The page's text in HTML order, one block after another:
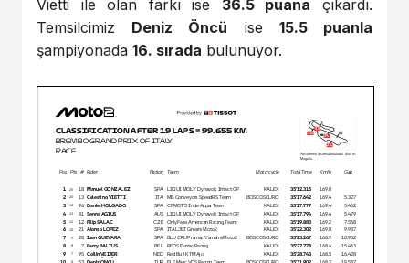
Vietti ile olan farkı ise 36.5 puana çıkardı.
Temsilcimiz Deniz Öncü ise 15.5 puanla
şampiyonada 16. sırada bulunuyor.